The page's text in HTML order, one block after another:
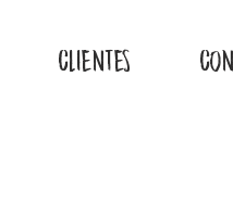
CLIENTES